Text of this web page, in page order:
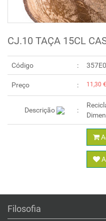
CJ.10 TAÇA 15CL
Código
Preço 11,30
Descrição
Filosofia